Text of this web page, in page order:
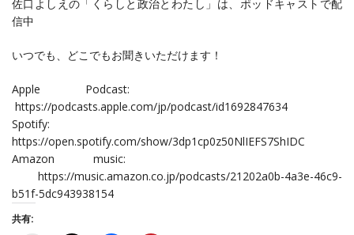
佐口よしえの「くらしと政治とわたし‪」は、ポッドキャストで配
信中
いつでも、どこでもお聞きいただけます！
Apple Podcast:
https://podcasts.apple.com/jp/podcast/id1692847634
Spotify:
https://open.spotify.com/show/3dp1cp0z50NlIEFS7ShIDC
Amazon music:
https://music.amazon.co.jp/podcasts/21202a0b-4a3e-46c9-
b51f-5dc943938154
共有: